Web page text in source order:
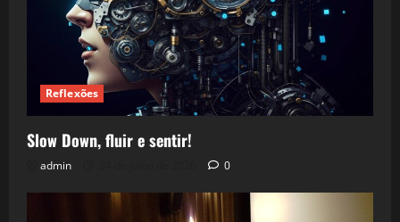
Reflexões
Slow Down, fluir e sentir!
admin 0